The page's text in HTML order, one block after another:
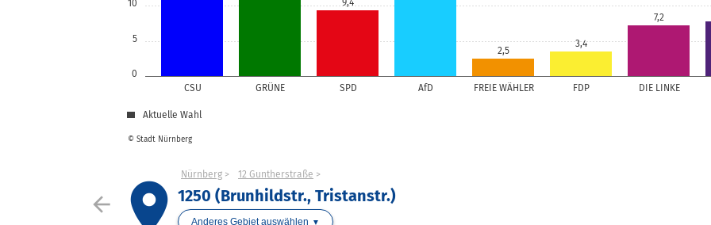
0
5
10
CSU GRÜNE SPD AfD FREIE WÄHLER FDP DIE LINKE
9,4
2,5
3,4
7,2
© Stadt Nürnberg
Aktuelle Wahl
arrow_back place
Nürnberg 12 Guntherstraße
1250 (Brunhildstr., Tristanstr.)
Anderes Gebiet auswählen